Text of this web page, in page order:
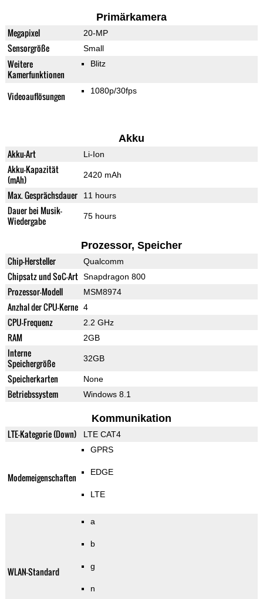
Primärkamera
Megapixel 20-MP
Sensorgröße Small
Weitere
Kamerfunktionen
Blitz
Videoauflösungen 1080p/30fps
Akku
Akku-Art Li-Ion
Akku-Kapazität
(mAh)
2420 mAh
Max. Gesprächsdauer 11 hours
Dauer bei Musik-
Wiedergabe
75 hours
Prozessor, Speicher
Chip-Hersteller Qualcomm
Chipsatz und SoC-Art Snapdragon 800
Prozessor-Modell MSM8974
Anzhal der CPU-Kerne 4
CPU-Frequenz 2.2 GHz
RAM 2GB
Interne
Speichergröße
32GB
Speicherkarten None
Betriebssystem Windows 8.1
Kommunikation
LTE-Kategorie (Down) LTE CAT4
Modemeigenschaften
GPRS
EDGE
LTE
WLAN-Standard
a
b
g
n